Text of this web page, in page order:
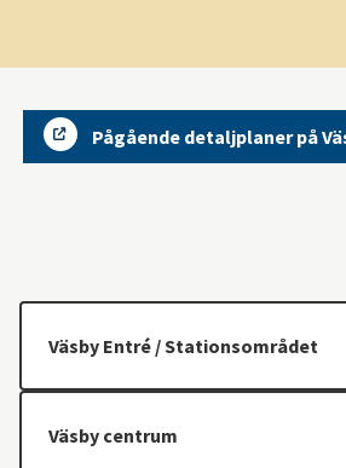
Pågående detaljplaner på
Väsby Entré / Stationsområdet
Väsby centrum